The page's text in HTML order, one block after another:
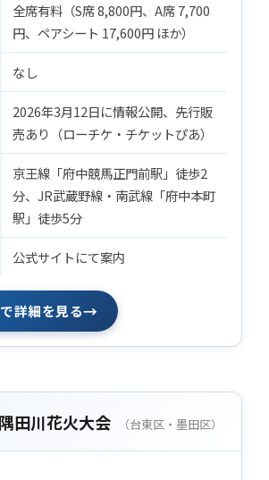
全席有料（S席 8,800円、A席 7,700
円、ペアシート 17,600円 ほか）
なし
2026年3月12日に情報公開、先行販
売あり（ローチケ・チケットぴあ）
京王線「府中競馬正門前駅」徒歩2
分、JR武蔵野線・南武線「府中本町
駅」徒歩5分
公式サイトにて案内
詳細を見る→
田川花火大会 （台東区・墨田区）